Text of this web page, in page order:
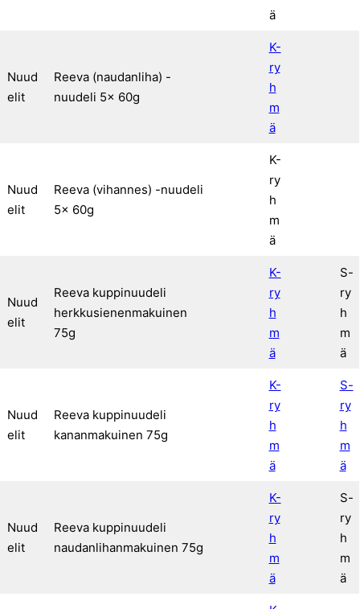
ä
Nuud
elit
Reeva (naudanliha) -
nuudeli 5x 60g
K-
ry
h
m
ä
Nuud
elit
Reeva (vihannes) -nuudeli
5x 60g
K-
ry
h
m
ä
Nuud
elit
Reeva kuppinuudeli
herkkusienenmakuinen
75g
K-
ry
h
m
ä
S-
ry
h
m
ä
Nuud
elit
Reeva kuppinuudeli
kananmakuinen 75g
K-
ry
h
m
ä
S-
ry
h
m
ä
Nuud
elit
Reeva kuppinuudeli
naudanlihanmakuinen 75g
K-
ry
h
m
ä
S-
ry
h
m
ä